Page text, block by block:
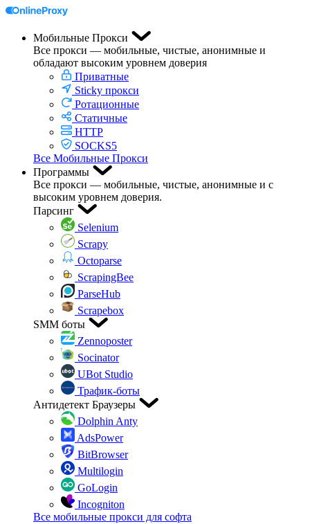
Мобильные Прокси
Все прокси — мобильные, чистые, анонимные и
обладают высоким уровнем доверия
Приватные
Sticky прокси
Ротационные
Статичные
HTTP
SOCKS5
Все Мобильные Прокси
Программы
Все прокси — мобильные, чистые, анонимные и с
высоким уровнем доверия.
Парсинг
Selenium
Scrapy
Octoparse
ScrapingBee
ParseHub
Scrapebox
SMM боты
Zennoposter
Socinator
UBot Studio
Трафик-боты
Антидетект Браузеры
Dolphin Anty
AdsPower
BitBrowser
Multilogin
GoLogin
Incogniton
Все мобильные прокси для софта